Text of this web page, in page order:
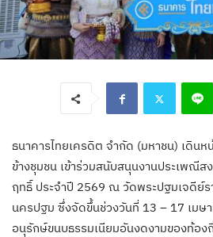
ธนาคารไทยเครดิต จำกัด (มหาชน) เดิน
ข้างชุมชน เข้าร่วมสนับสนุนงานประเพณีส
ฤทธิ์ ประจำปี 2569 ณ วัดพระปฐมเจดีย์ร
นครปฐม ซึ่งจัดขึ้นช่วงวันที่ 13 – 17 เมษ
อนุรักษ์ขนบธรรมเนียมอันงดงามของท้อ